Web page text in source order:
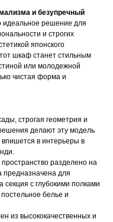
и безупречный
решение для
и строгих
японского
шкаф станет стильным
или молодежной
чистая форма и
строгая геометрия и
делают эту модель
в интерьеры в
разделено на
для
с глубокими полками
белье и
из высококачественных и